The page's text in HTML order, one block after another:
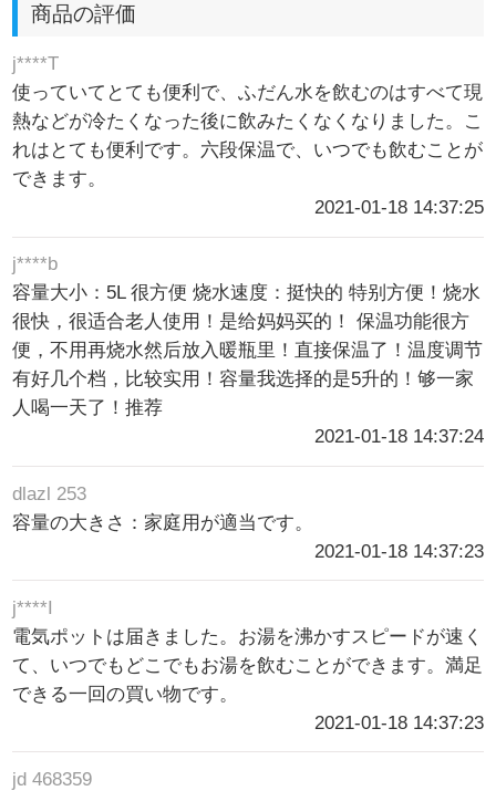
商品の評価
j****T
使っていてとても便利で、ふだん水を飲むのはすべて現
熱などが冷たくなった後に飲みたくなくなりました。こ
れはとても便利です。六段保温で、いつでも飲むことが
できます。
2021-01-18 14:37:25
j****b
容量大小：5L 很方便 烧水速度：挺快的 特别方便！烧水
很快，很适合老人使用！是给妈妈买的！ 保温功能很方
便，不用再烧水然后放入暖瓶里！直接保温了！温度调节
有好几个档，比较实用！容量我选择的是5升的！够一家
人喝一天了！推荐
2021-01-18 14:37:24
dlazl 253
容量の大きさ：家庭用が適当です。
2021-01-18 14:37:23
j****I
電気ポットは届きました。お湯を沸かすスピードが速く
て、いつでもどこでもお湯を飲むことができます。満足
できる一回の買い物です。
2021-01-18 14:37:23
jd 468359